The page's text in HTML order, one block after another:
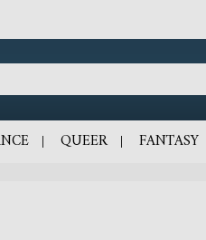
QUEER FANTASY